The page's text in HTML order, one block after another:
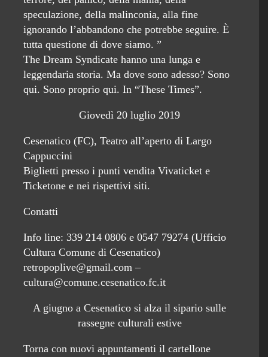
speculazione, della malinconia, alla fine
ignorando l’abbandono che potrebbe seguire. È
tutta questione di dove siamo. ”
The Dream Syndicate hanno una lunga e
leggendaria storia. Ma dove sono adesso? Sono
qui. Sono proprio qui. In “These Times”.
Giovedì 20 luglio 2019
Cesenatico (FC), Teatro all’aperto di Largo
Cappuccini
Biglietti presso i punti vendita Vivaticket e
Ticketone e nei rispettivi siti.
Contatti
Info line: 339 214 0806 e 0547 79274 (Ufficio
Cultura Comune di Cesenatico)
retropoplive@gmail.com –
cultura@comune.cesenatico.fc.it
A giugno a Cesenatico si alza il sipario sulle
rassegne culturali estive
Torna con nuovi appuntamenti il cartellone